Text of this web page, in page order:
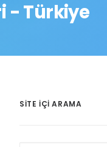
- Türkiye
SITE IÇI ARAMA